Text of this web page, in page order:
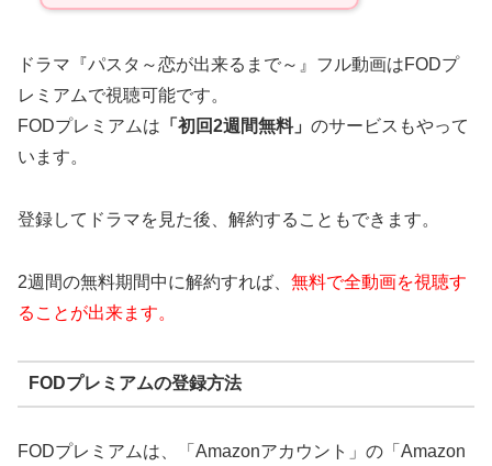
ドラマ『パスタ～恋が出来るまで～』フル動画はFODプ
レミアムで視聴可能です。
FODプレミアムは 「初回2週間無料」 のサービスもやって
います。
登録してドラマを見た後、解約することもできます。
2週間の無料期間中に解約すれば、 無料で全動画を視聴す
ることが出来ます。
FODプレミアムの登録方法
FODプレミアムは、「Amazonアカウント」の「Amazon